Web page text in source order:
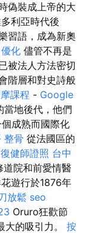
偽裝成上帝的大
利亞時代後
習語，成為新奧
化 儘管不再是
被法人方法密切
階層和對史詩般
課程 - Google
當地後代，他們
成熟而國際化
整骨 從法國區的
復健師證照 台中
院和前愛情醫
遊行於1876年
放鬆 seo
Oruro狂歡節
的吸引力。 按